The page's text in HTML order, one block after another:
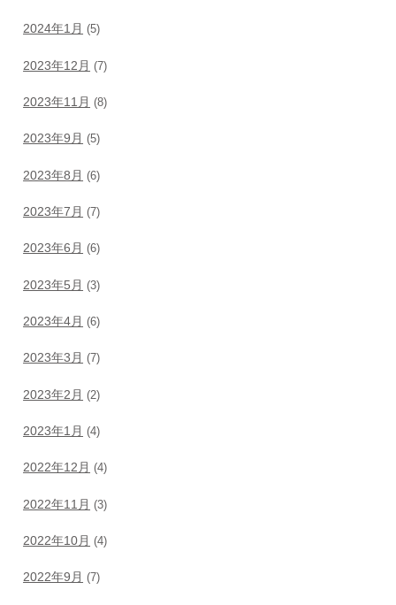
2024年1月 (5)
2023年12月 (7)
2023年11月 (8)
2023年9月 (5)
2023年8月 (6)
2023年7月 (7)
2023年6月 (6)
2023年5月 (3)
2023年4月 (6)
2023年3月 (7)
2023年2月 (2)
2023年1月 (4)
2022年12月 (4)
2022年11月 (3)
2022年10月 (4)
2022年9月 (7)